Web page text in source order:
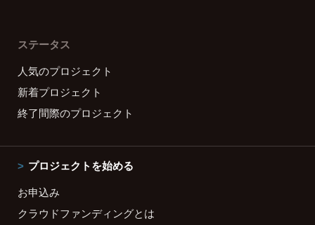
ステータス
人気のプロジェクト
新着プロジェクト
終了間際のプロジェクト
プロジェクトを始める
お申込み
クラウドファンディングとは